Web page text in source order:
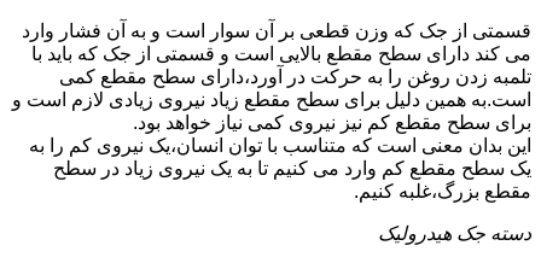
قسمتی از جک که وزن قطعی بر آن سوار است و به آن فشار وارد
می کند دارای سطح مقطع بالایی است و قسمتی از جک که باید با
تلمبه زدن روغن را به حرکت در آورد،دارای سطح مقطع کمی
است.به همین دلیل برای سطح مقطع زیاد نیروی زیادی لازم است و
برای سطح مقطع کم نیز نیروی کمی نیاز خواهد بود.
این بدان معنی است که متناسب با توان انسان،یک نیروی کم را به
یک سطح مقطع کم وارد می کنیم تا به یک نیروی زیاد در سطح
مقطع بزرگ،غلبه کنیم.
دسته جک هیدرولیک